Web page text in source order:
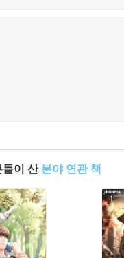
들이 산 분야 연관 책